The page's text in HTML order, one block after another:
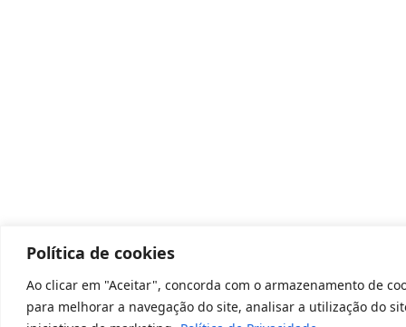
Política de cookies
Ao clicar em "Aceitar", concorda com o armazenamento de
para melhorar a navegação do site, analisar a utilização do